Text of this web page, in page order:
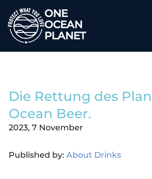
ONE
OCEAN
PLANET
Die Rettung des
Ocean Beer.
2023, 7 November
Published by:About Drinks